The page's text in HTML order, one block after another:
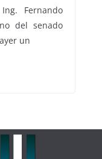
Fernando
del senado
un